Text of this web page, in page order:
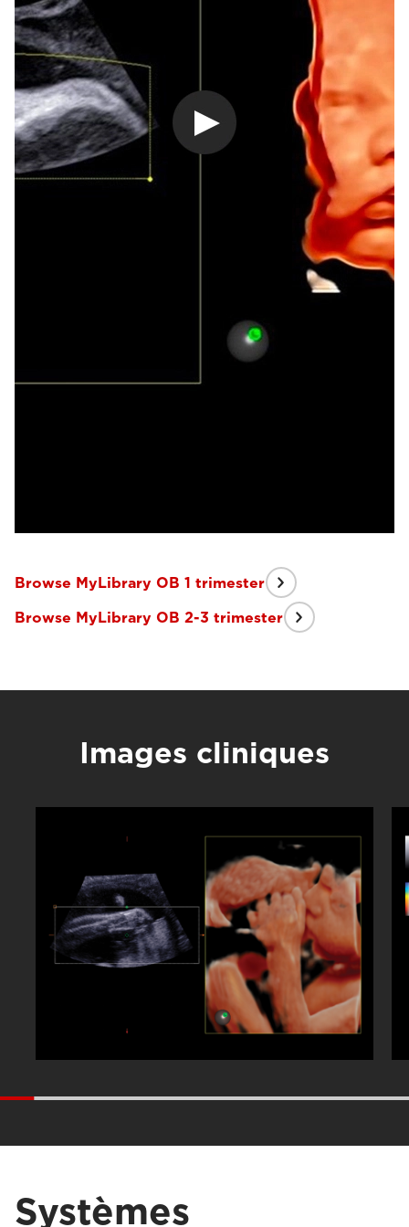
Browse MyLibrary OB 1 trimester
Browse MyLibrary OB 2-3 trimester
Images cliniques
Systèmes